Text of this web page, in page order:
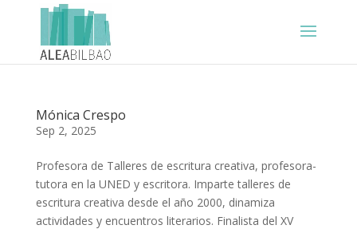
Mónica Crespo
Sep 2, 2025
Profesora de Talleres de escritura creativa, profesora-
tutora en la UNED y escritora. Imparte talleres de
escritura creativa desde el año 2000, dinamiza
actividades y encuentros literarios. Finalista del XV